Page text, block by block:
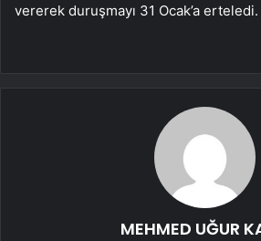
vererek duruşmayı 31 Ocak’a erteledi.
MEHMED UĞUR